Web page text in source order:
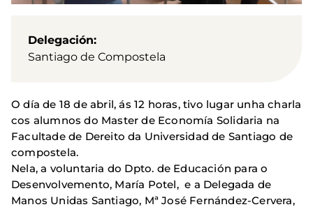
Delegación
Santiago de Compostela
O día de 18 de abril, ás 12 horas, tivo lugar unha charla
cos alumnos do Master de Economía Solidaria na
Facultade de Dereito da Universidad de Santiago de
compostela.
Nela, a voluntaria do Dpto. de Educación para o
Desenvolvemento, María Potel, e a Delegada de
Manos Unidas Santiago, Mª José Fernández-Cervera,